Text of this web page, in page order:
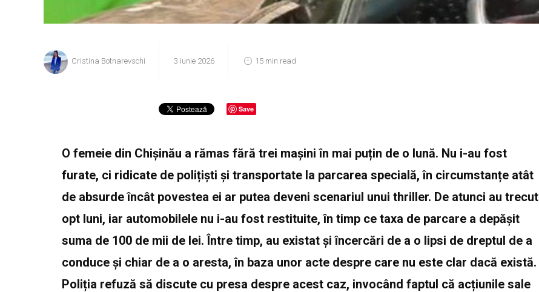
Cristina Botnarevschi 3 iunie 2026 15 min read
Save
O femeie din Chișinău a rămas fără trei mașini în mai puțin de o lună. Nu i-au fost
furate, ci ridicate de polițiști și transportate la parcarea specială, în circumstanțe atât
de absurde încât povestea ei ar putea deveni scenariul unui thriller. De atunci au trecut
opt luni, iar automobilele nu i-au fost restituite, în timp ce taxa de parcare a depășit
suma de 100 de mii de lei. Între timp, au existat și încercări de a o lipsi de dreptul de a
conduce și chiar de a o aresta, în baza unor acte despre care nu este clar dacă există.
Poliția refuză să discute cu presa despre acest caz, invocând faptul că acțiunile sale